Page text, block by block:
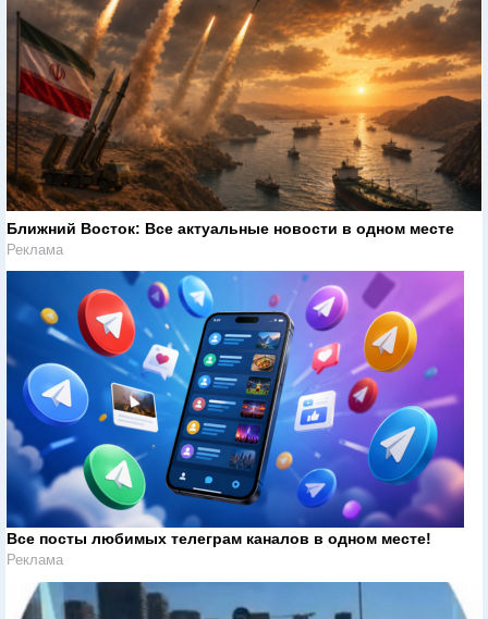
Ближний Восток: Все актуальные новости в одном месте
Реклама
Все посты любимых телеграм каналов в одном месте!
Реклама